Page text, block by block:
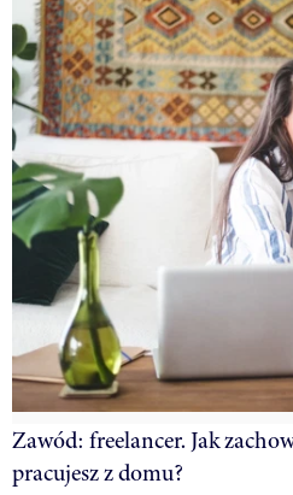
Zawód: freelancer. Jak
pracujesz z domu?